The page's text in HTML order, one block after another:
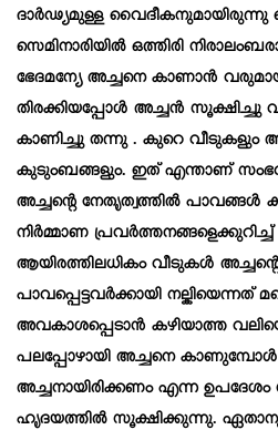
ദാർഢ്യമുള്ള വൈദീകനുമായിരുന്നു
സെമിനാരിയിൽ ഒത്തിരി
ഭേദമന്യേ അച്ചനെ കാണാൻ
തിരക്കിയപ്പോൾ അച്ചൻ
കാണിച്ചു തന്നു . കുറെ വീടുകളും
കുടുംബങ്ങളും. ഇത് എന്താണ്
അച്ചന്റെ നേതൃത്വത്തിൽ പാവങ്ങൾ
നിർമ്മാണ
ആയിരത്തിലധികം വീടുകൾ
പാവപ്പെട്ടവർക്കായി നല്കിയെന്നത്
അവകാശപ്പെടാൻ കഴിയാത്ത
പലപ്പോഴായി അച്ചനെ കാണുമ്പോൾ
അച്ചനായിരിക്കണം എന്ന ഉപദേശം
ഹൃദയത്തിൽ സൂക്ഷിക്കുന്നു. ഏതാനു